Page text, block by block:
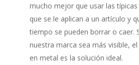
mucho mejor que usar las
que se le aplican a un artículo y
tiempo se pueden borrar o caer.
nuestra marca sea más visible,
en metal es la solución ideal.